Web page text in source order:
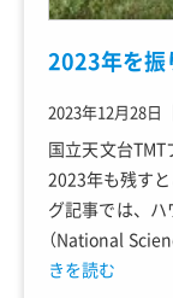
2023年を振
2023年12月28日
国立天文台TMT
2023年も残す
グ記事では、
（National
きを読む